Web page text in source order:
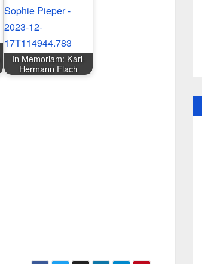
In Memoriam: Karl-
Hermann Flach